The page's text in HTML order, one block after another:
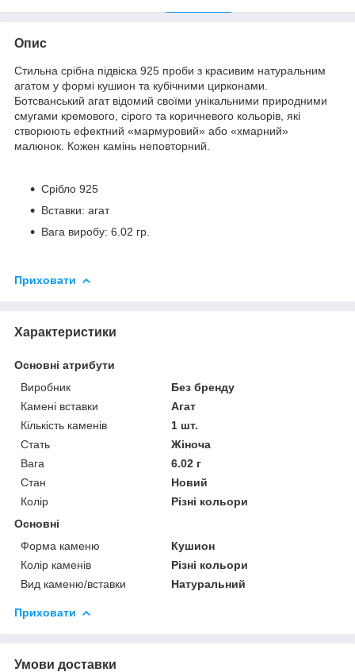
Опис
Стильна срібна підвіска 925 проби з красивим натуральним
агатом у формі кушион та кубічними цирконами.
Ботсванський агат відомий своїми унікальними природними
смугами кремового, сірого та коричневого кольорів, які
створюють ефектний «мармуровий» або «хмарний»
малюнок. Кожен камінь неповторний.
Срібло 925
Вставки: агат
Вага виробу: 6.02 гр.
Приховати
Характеристики
Основні атрибути
Виробник
Без бренду
Камені вставки
Агат
Кількість каменів
1 шт.
Стать
Жіноча
Вага
6.02 г
Стан
Новий
Колір
Різні кольори
Основні
Форма каменю
Кушион
Колір каменів
Різні кольори
Вид каменю/вставки
Натуральний
Приховати
Умови доставки